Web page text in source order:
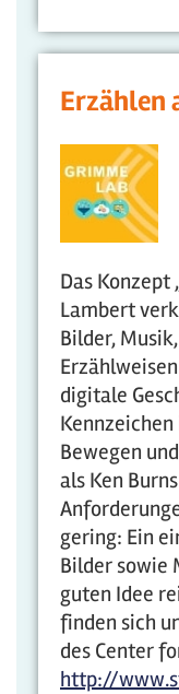
Erzählen
Das
Lambert
Bilder,
digitale
Bewegen
als Ken
gering: Ein
Bilder sowie
guten Idee
finden sich
des Center
http://